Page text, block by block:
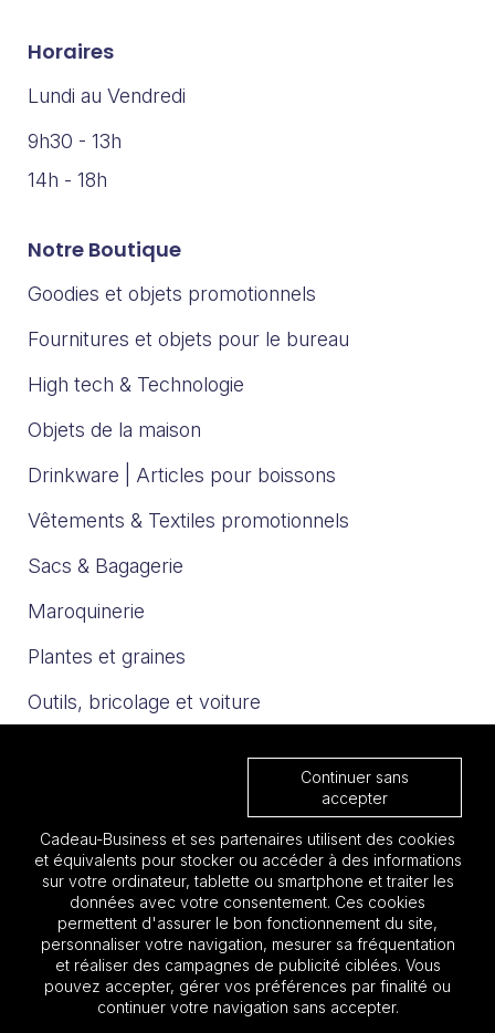
Horaires
Lundi au Vendredi
9h30 - 13h
14h - 18h
Notre Boutique
Goodies et objets promotionnels
Fournitures et objets pour le bureau
High tech & Technologie
Objets de la maison
Drinkware | Articles pour boissons
Vêtements & Textiles promotionnels
Sacs & Bagagerie
Maroquinerie
Plantes et graines
Outils, bricolage et voiture
Nos catalogues
Les must 2025
Focus BTP
Focus Aéronautique
Continuer sans
accepter
Cadeau-Business et ses partenaires utilisent des cookies
et équivalents pour stocker ou accéder à des informations
sur votre ordinateur, tablette ou smartphone et traiter les
données avec votre consentement. Ces cookies
permettent d'assurer le bon fonctionnement du site,
personnaliser votre navigation, mesurer sa fréquentation
et réaliser des campagnes de publicité ciblées. Vous
pouvez accepter, gérer vos préférences par finalité ou
continuer votre navigation sans accepter.